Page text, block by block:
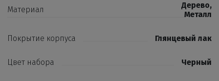
Материал Дерево,
Металл
Покрытие корпуса Глянцевый лак
Цвет набора Черный